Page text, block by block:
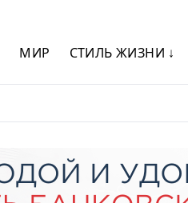
МИР СТИЛЬ ЖИЗНИ ↓